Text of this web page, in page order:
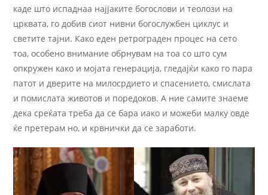
каде што испаднаа најјаките богослови и теолози на
црквата, го добив сиот нивни богослужбен циклус и
светите тајни. Како еден ретрограден процес на сето
тоа, особено внимание обрнувам на тоа со што сум
опкружен како и мојата генерација, гледајќи како го пара
патот и дверите на милосрдието и спасението, смислата
и помислата животов и поредоков. А ние самите знаеме
дека среќата треба да се бара иако и можеби малку овде
ќе претерам но, и крвнички да се заработи.